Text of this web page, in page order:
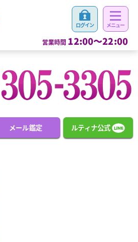
営業時間 12:00～22:00
メール鑑定 ルティナ公式